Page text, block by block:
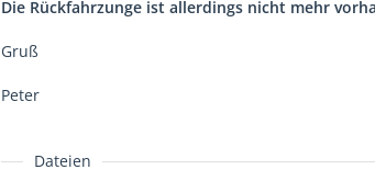
Die Rückfahrzunge ist allerdings nicht mehr
Gruß
Peter
Dateien